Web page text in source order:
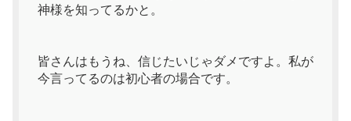
神様を知ってるかと。
皆さんはもうね、信じたいじゃダメですよ。私が
今言ってるのは初心者の場合です。